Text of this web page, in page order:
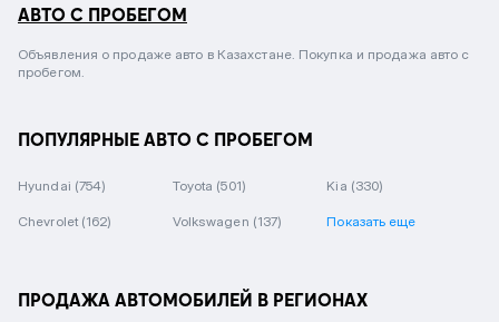
АВТО С ПРОБЕГОМ
Объявления о продаже авто в Казахстане. Покупка и продажа авто с
пробегом.
ПОПУЛЯРНЫЕ АВТО С ПРОБЕГОМ
Hyundai (754) Toyota (501) Kia (330)
Chevrolet (162) Volkswagen (137) Показать еще
ПРОДАЖА АВТОМОБИЛЕЙ В РЕГИОНАХ